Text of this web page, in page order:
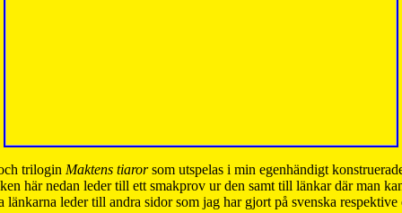
trilogin Maktens tiarorsom utspelas i min egenhändigt
här nedan leder till ett smakprov ur den samt till länkar där man
länkarna leder till andra sidor som jag har gjort på svenska respektive